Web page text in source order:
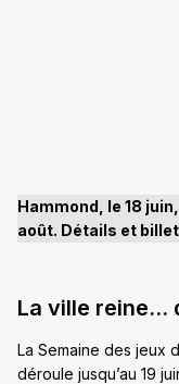
Hammond, le 18
août. Détails et
La ville reine…
La Semaine des jeux
déroule jusqu’au 19